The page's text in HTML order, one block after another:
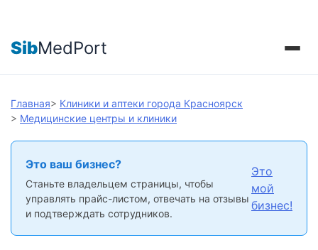
SibMedPort
Главная> Клиники и аптеки города Красноярск
> Медицинские центры и клиники
Это ваш бизнес?
Станьте владельцем страницы, чтобы
управлять прайс-листом, отвечать на отзывы
и подтверждать сотрудников.
Это
мой
бизнес!